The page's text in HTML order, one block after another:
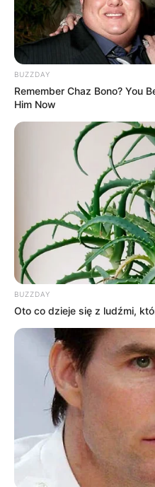
4
Rysunki
Tłumaczenie
5
Wydanie
4
4
Średnia
Oceny przyznawane są w
* Przystępność – stopień
czytelnika, który nie zna
lub uniwersum.
BUZZDAY
Remember Chaz Bono? You
Him Now
BUZZDAY
Oto co dzieje się z ludźmi,